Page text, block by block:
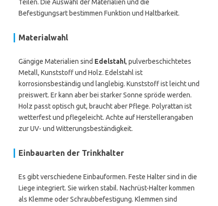
Teilen. Die Auswahl der Materialien und die
Befestigungsart bestimmen Funktion und Haltbarkeit.
Materialwahl
Gängige Materialien sind Edelstahl, pulverbeschichtetes
Metall, Kunststoff und Holz. Edelstahl ist
korrosionsbeständig und langlebig. Kunststoff ist leicht und
preiswert. Er kann aber bei starker Sonne spröde werden.
Holz passt optisch gut, braucht aber Pflege. Polyrattan ist
wetterfest und pflegeleicht. Achte auf Herstellerangaben
zur UV- und Witterungsbeständigkeit.
Einbauarten der Trinkhalter
Es gibt verschiedene Einbauformen. Feste Halter sind in die
Liege integriert. Sie wirken stabil. Nachrüst-Halter kommen
als Klemme oder Schraubbefestigung. Klemmen sind